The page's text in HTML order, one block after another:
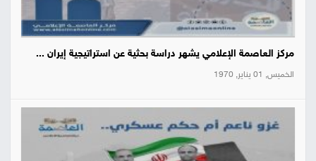
مركز العاصمة الإعلامي يشهر دراسة بحثية عن استراتيجية إيران ...
الخميس, 01 يناير, 1970